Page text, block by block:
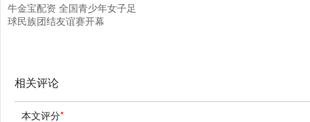
牛金宝配资 全国青少年女子足
球民族团结友谊赛开幕
相关评论
本文评分*